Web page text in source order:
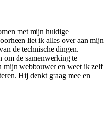
met mijn huidige
liet ik alles over aan mijn
de technische dingen.
de samenwerking te
mijn webbouwer en weet ik zelf
Hij denkt graag mee en